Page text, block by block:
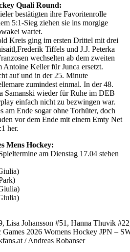
Quali Round:
bestätigten ihre Favoritenrolle
5:1-Sieg ziehen sie ins morgige
wartet.
Kreis ging im ersten Drittel mit drei
Tiffels und J.J. Peterka
wechselten ab dem zweiten
Keller für Junca ersetzt.
auf und in der 25. Minute
zumindest einmal. In der 48.
Samanski wieder für Ruhe im DEB
einfach nicht zu bezwingen war.
am Ende sogar ohne Torhüter, doch
vor dem Ende mit einem Emty Net
her.
Mens Hockey:
am Dienstag 17.04 stehen
Lisa Johansson #51, Hanna Thuvik
2026 Womens Hockey JPN –
/ Andreas Robanser